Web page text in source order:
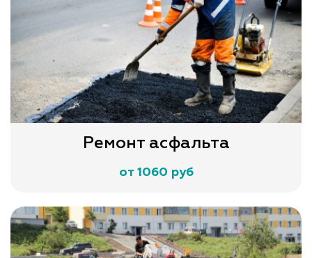
Ремонт асфальта
от 1060 руб